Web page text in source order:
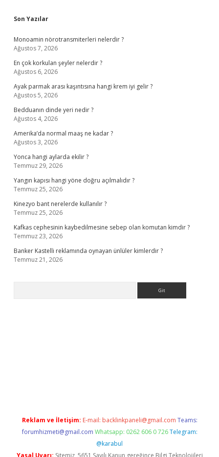
Son Yazılar
Monoamin nörotransmiterleri nelerdir ?
Ağustos 7, 2026
En çok korkulan şeyler nelerdir ?
Ağustos 6, 2026
Ayak parmak arası kaşıntısına hangi krem iyi gelir ?
Ağustos 5, 2026
Bedduanın dinde yeri nedir ?
Ağustos 4, 2026
Amerika’da normal maaş ne kadar ?
Ağustos 3, 2026
Yonca hangi aylarda ekilir ?
Temmuz 29, 2026
Yangın kapısı hangi yöne doğru açılmalıdır ?
Temmuz 25, 2026
Kinezyo bant nerelerde kullanılır ?
Temmuz 25, 2026
Kafkas cephesinin kaybedilmesine sebep olan komutan kimdir ?
Temmuz 23, 2026
Banker Kastelli reklamında oynayan ünlüler kimlerdir ?
Temmuz 21, 2026
Reklam ve İletişim: E-mail: backlinkpaneli@gmail.com Teams:
forumhizmeti@gmail.com Whatsapp: 0262 606 0 726 Telegram:
@karabul
Yasal Uyarı: Sitemiz, 5651 Sayılı Kanun gereğince Bilgi Teknolojileri